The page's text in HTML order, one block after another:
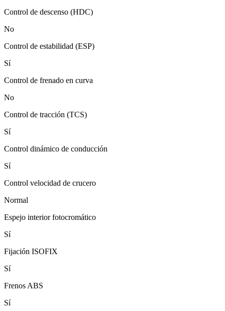
Control de descenso (HDC)
No
Control de estabilidad (ESP)
Sí
Control de frenado en curva
No
Control de tracción (TCS)
Sí
Control dinámico de conducción
Sí
Control velocidad de crucero
Normal
Espejo interior fotocromático
Sí
Fijación ISOFIX
Sí
Frenos ABS
Sí